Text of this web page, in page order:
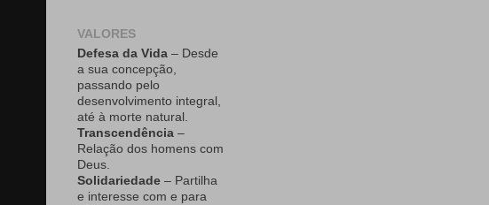
VALORES
Defesa da Vida – Desde
a sua concepção,
passando pelo
desenvolvimento integral,
até à morte natural.
Transcendência –
Relação dos homens com
Deus.
Solidariedade – Partilha
e interesse com e para